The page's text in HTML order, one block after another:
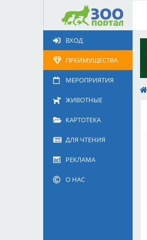
ВХОД
ПРЕИМУЩЕСТВА
МЕРОПРИЯТИЯ
ЖИВОТНЫЕ
КАРТОТЕКА
ДЛЯ ЧТЕНИЯ
РЕКЛАМА
О НАС
Животное
Щенка по коду метрики
Обращение